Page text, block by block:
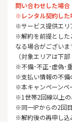
問い合わせした場合
※レンタル契約した
※サービス提供エリ
※解約を前提とした
なる場合がございま
（対象エリアは下
※不備･不正･虚偽･
※支払い情報の不備
※本キャンペーンペ
※1世帯2回線以上の
※同一IPからの2回
※解約後の再申し込